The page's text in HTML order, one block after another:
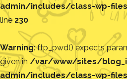
admin/includes/class-wp-
line 230
Warning: ftp_pwd() expects
given in /var/www/sites/
admin/includes/class-wp-